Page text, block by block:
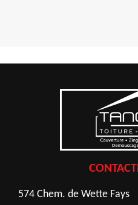
574 Chem. de Wette Fays